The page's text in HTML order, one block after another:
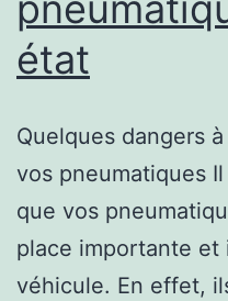
état
Quelques dangers
vos pneumatiques
que vos
place importante et
véhicule. En effet,